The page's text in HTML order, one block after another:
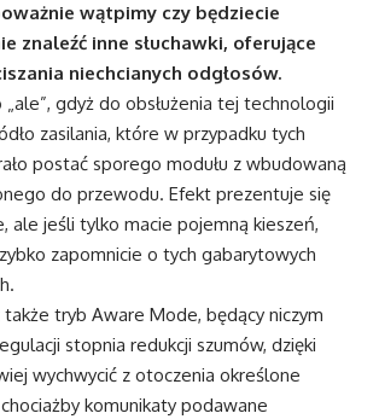
wątpimy czy będziecie
znaleźć inne słuchawki, oferujące
niechcianych odgłosów.
„ale”, gdyż do obsłużenia tej technologii
zasilania, które w przypadku tych
postać sporego modułu z wbudowaną
do przewodu. Efekt prezentuje się
ale jeśli tylko macie pojemną kieszeń,
zapomnicie o tych gabarytowych
tryb Aware Mode, będący niczym
stopnia redukcji szumów, dzięki
wychwycić z otoczenia określone
komunikaty podawane